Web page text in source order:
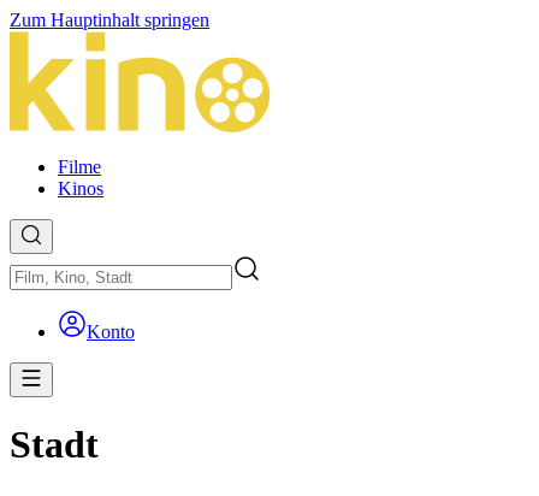
Zum Hauptinhalt springen
Filme
Kinos
Konto
Stadt